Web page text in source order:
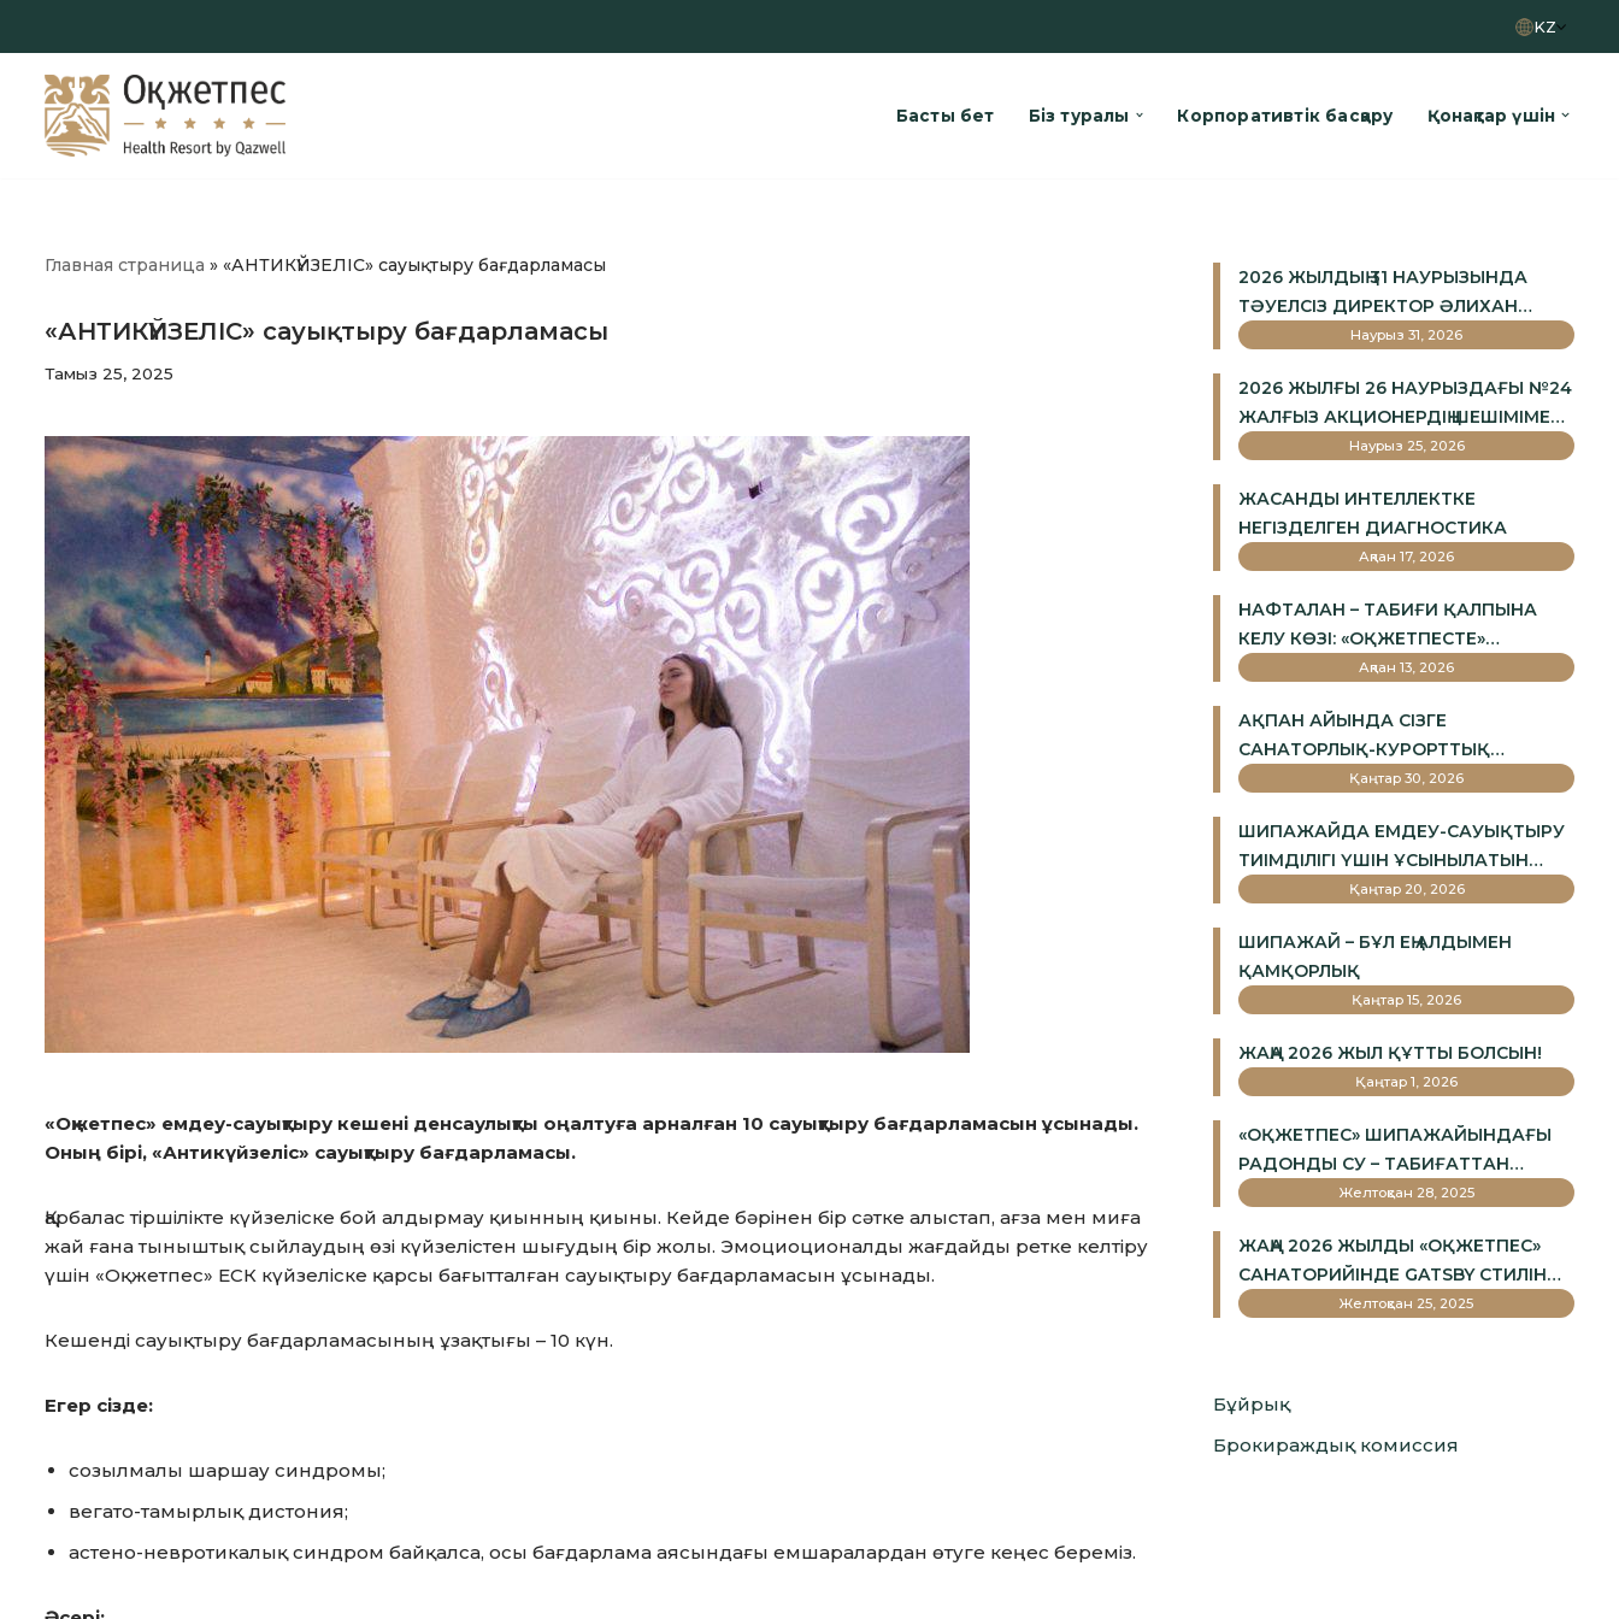
content
KZ
Басты бет Біз туралы Корпоративтік басқару Қонақтар үшін
Главная страница » «АНТИКҮЙЗЕЛІС» сауықтыру бағдарламасы
«АНТИКҮЙЗЕЛІС» сауықтыру бағдарламасы
Тамыз 25, 2025
«Оқжетпес» емдеу-сауықтыру кешені денсаулықты оңалтуға арналған 10 сауықтыру бағдарламасын ұсынады.
Оның бірі, «Антикүйзеліс» сауықтыру бағдарламасы.
Қарбалас тіршілікте күйзеліске бой алдырмау қиынның қиыны. Кейде бәрінен бір сәтке алыстап, ағза мен миға
жай ғана тыныштық сыйлаудың өзі күйзелістен шығудың бір жолы. Эмоциоционалды жағдайды ретке келтіру
үшін «Оқжетпес» ЕСК күйзеліске қарсы бағытталған сауықтыру бағдарламасын ұсынады.
Кешенді сауықтыру бағдарламасының ұзақтығы – 10 күн.
Егер сізде:
созылмалы шаршау синдромы;
вегато-тамырлық дистония;
астено-невротикалық синдром байқалса, осы бағдарлама аясындағы емшаралардан өтуге кеңес береміз.
2026 ЖЫЛДЫҢ 31 НАУРЫЗЫНДА
ТӘУЕЛСІЗ ДИРЕКТОР ӘЛИХАН
ЖЕКСЕМБАЙҰЛЫ БАЙДУСЕНОВ
КЕҢЕСІНІҢ ТӨРАҒАСЫ БОЛЫП
САЙЛАНДЫ.
Наурыз 31, 2026
2026 ЖЫЛҒЫ 26 НАУРЫЗДАҒЫ №24
ЖАЛҒЫЗ АКЦИОНЕРДІҢ ШЕШІМІМЕН
КРИВЕЦ КРИСТИНА СЕРГЕЕВНА
ДИРЕКТОРЫ БОЛЫП САЙЛАНДЫ.
Наурыз 25, 2026
ЖАСАНДЫ ИНТЕЛЛЕКТКЕ
НЕГІЗДЕЛГЕН ДИАГНОСТИКА
Ақпан 17, 2026
НАФТАЛАН – ТАБИҒИ ҚАЛПЫНА
КЕЛУ КӨЗІ: «ОҚЖЕТПЕСТЕ»
ДЕНСАУЛЫҚТЫ ДӘРІ-ДӘРМЕКСІЗ
Ақпан 13, 2026
АҚПАН АЙЫНДА СІЗГЕ
САНАТОРЛЫҚ-КУРОРТТЫҚ
ЕМДЕУГЕ 20% ЖЕҢІЛДІК ҰСЫНАМЫЗ!
Қаңтар 30, 2026
ШИПАЖАЙДА ЕМДЕУ-САУЫҚТЫРУ
ТИІМДІЛІГІ ҮШІН ҰСЫНЫЛАТЫН
УАҚЫТ
Қаңтар 20, 2026
ШИПАЖАЙ – БҰЛ ЕҢ АЛДЫМЕН
ҚАМҚОРЛЫҚ
Қаңтар 15, 2026
ЖАҢА 2026 ЖЫЛ ҚҰТТЫ БОЛСЫН!
Қаңтар 1, 2026
«ОҚЖЕТПЕС» ШИПАЖАЙЫНДАҒЫ
РАДОНДЫ СУ – ТАБИҒАТТАН
БЕРІЛГЕН ЕМЖелтоқсан 28, 2025
ЖАҢА 2026 ЖЫЛДЫ «ОҚЖЕТПЕС»
САНАТОРИЙІНДЕ GATSBY СТИЛІНДЕ
ҚАРСЫ АЛЫҢЫЗ!Желтоқсан 25, 2025
Бұйрық
Брокираждық комиссия